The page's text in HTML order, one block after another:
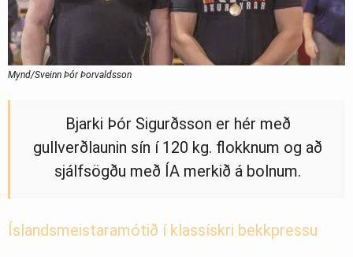
Mynd/Sveinn Þór Þorvaldsson
Bjarki Þór Sigurðsson er hér með
gullverðlaunin sín í 120 kg. flokknum og að
sjálfsögðu með ÍA merkið á bolnum.
Íslandsmeistaramótið í klassískri bekkpressu